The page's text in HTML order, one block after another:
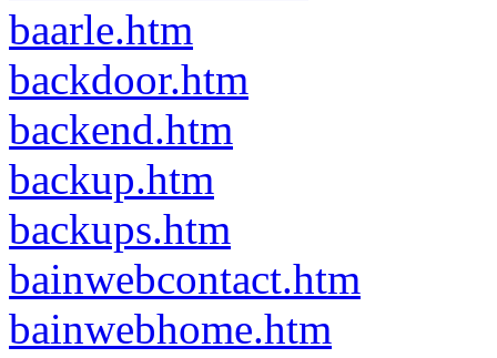
baarle.htm
backdoor.htm
backend.htm
backup.htm
backups.htm
bainwebcontact.htm
bainwebhome.htm